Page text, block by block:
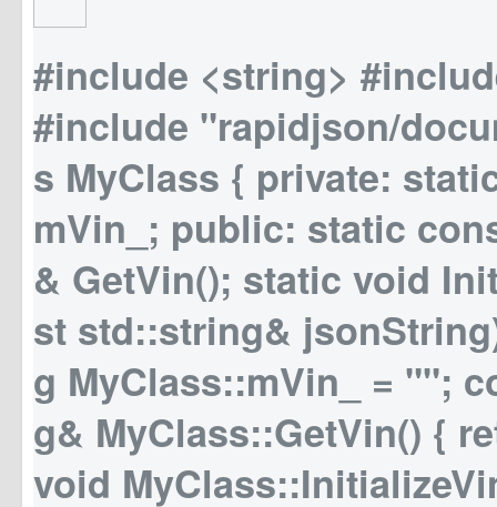
#include <string>
#include "rapidjson/
s MyClass { private:
mVin_; public: static
& GetVin(); static void
st std::string&
g MyClass::mVin_ = "";
g& MyClass::GetVin() {
void